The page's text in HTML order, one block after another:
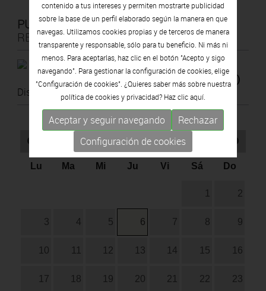
PUBLICACIONES
RELACIONADAS
2023
Mar de fondo, Artistas del Empordà (2)
Disponible online
Agosto 2026
Lu Ma Mi Ju Vi Sá Do
1 2
3 4 5 6 7 8 9
10 11 12 13 14 15 16
17 18 19 20 21 22 23
contenido a tus intereses y permiten mostrarte publicidad
sobre la base de un perfil elaborado según la manera en que
navegas. Utilizamos cookies propias y de terceros de manera
transparente y responsable, sólo para tu beneficio. Ni más ni
menos. Para aceptarlas, haz clic en el botón "Acepto y sigo
navegando". Para gestionar la configuración de cookies, elige
"Configuración de cookies". ¿Quieres saber más sobre nuestra
política de cookies y privacidad? Haz clicaquí.
Aceptar y seguir navegando
Rechazar
Configuración de cookies